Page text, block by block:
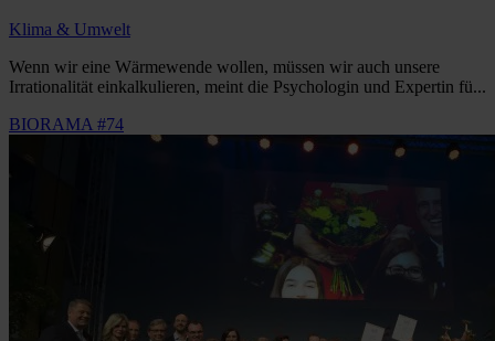
Klima & Umwelt
Wenn wir eine Wärmewende wollen, müssen wir auch unsere
Irrationalität einkalkulieren, meint die Psychologin und Expertin fü...
BIORAMA #74